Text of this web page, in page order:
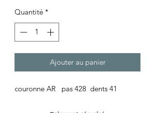
Quantité *
Ajouter au panier
couronne AR pas 428 dents 41